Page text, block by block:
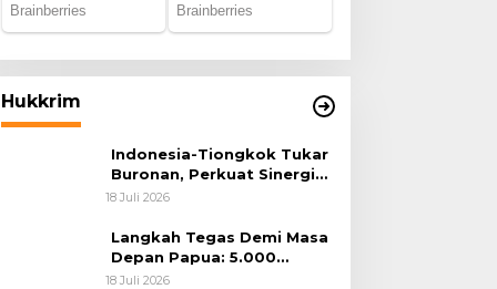
Hukkrim
Indonesia-Tiongkok Tukar
Buronan, Perkuat Sinergi
Penegakan Hukum Lintas
18 Juli 2026
Langkah Tegas Demi Masa
Depan Papua: 5.000
Batang Ganja Berhasil
18 Juli 2026